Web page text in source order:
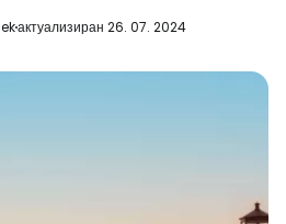
актуализиран 26. 07. 2024
с Facebook